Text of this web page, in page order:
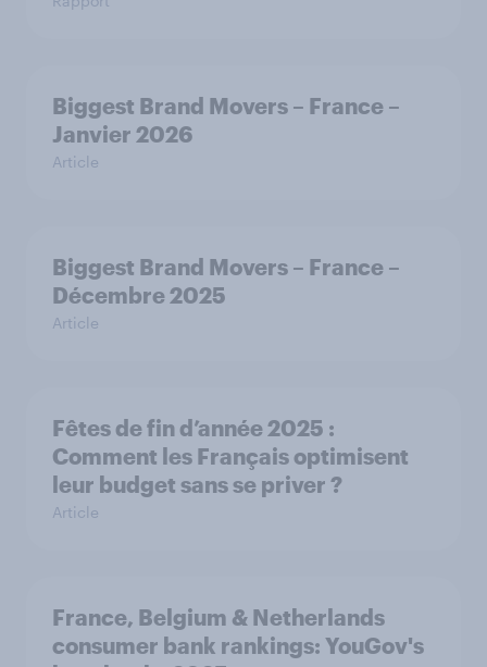
Biggest Brand Movers – France –
Janvier 2026
Article
Biggest Brand Movers – France –
Décembre 2025
Article
Fêtes de fin d’année 2025 :
Comment les Français optimisent
leur budget sans se priver ?
Article
France, Belgium & Netherlands
consumer bank rankings: YouGov's